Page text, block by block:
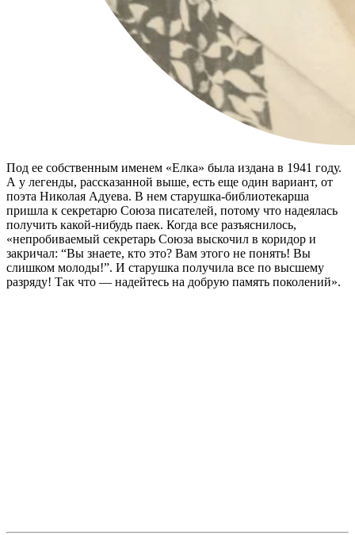
Под ее собственным именем «Елка» была издана в 1941 году.
А у легенды, рассказанной выше, есть еще один вариант, от
поэта Николая Адуева. В нем старушка-библиотекарша
пришла к секретарю Союза писателей, потому что надеялась
получить какой-нибудь паек. Когда все разъяснилось,
«непробиваемый секретарь Союза выскочил в коридор и
закричал: “Вы знаете, кто это? Вам этого не понять! Вы
слишком молоды!”. И старушка получила все по высшему
разряду! Так что — надейтесь на добрую память поколений».